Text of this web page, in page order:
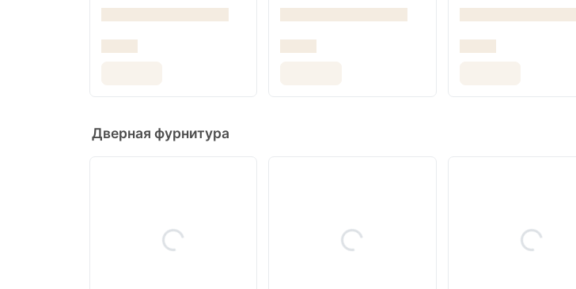
Дверная фурнитура